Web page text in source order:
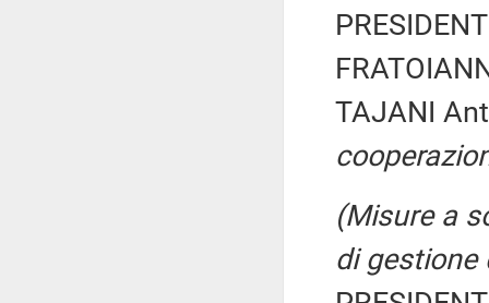
TAJANI
(Misure a
di gestione